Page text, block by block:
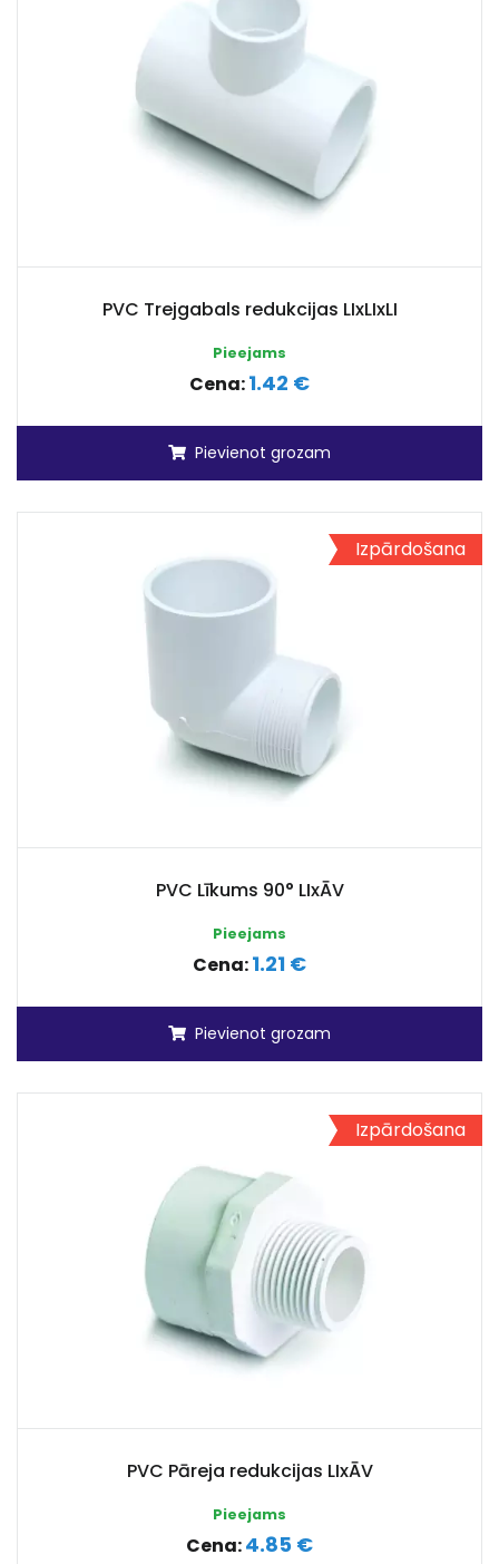
PVC Trejgabals redukcijas LIxLIxLI
Pieejams
Cena:1.42 €
Pievienot grozam
Izpārdošana
PVC Līkums 90° LIxĀV
Pieejams
Cena:1.21 €
Pievienot grozam
Izpārdošana
PVC Pāreja redukcijas LIxĀV
Pieejams
Cena:4.85 €